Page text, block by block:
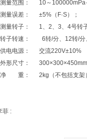
量范围： 10～
量误差： ±5%（F·S）；
量转子： 1、2、3、4号转
子转速： 6转/分、12转/分
电电源： 交流220V±10%
形尺寸： 300×300×450mm
净 重： 2kg（不包括支架
菲 :